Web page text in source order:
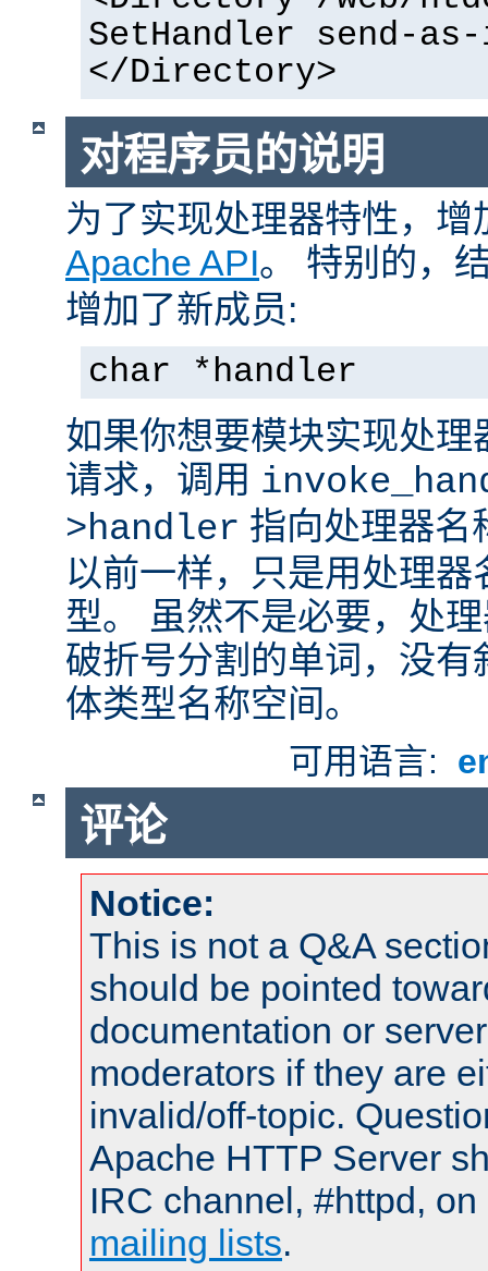
SetHandler send-
</Directory>
对程序员的说明
为了实现处理器特性，增
Apache API。 特别的，
增加了新成员:
char *handler
如果你想要模块实现处
请求，调用
>handler 指向处理器名
以前一样，只是用处理
型。 虽然不是必要，处
破折号分割的单词，没
体类型名称空间。
可用语言:
评论
Notice:
This is not a Q&A
should be pointed
documentation or
moderators if they are
invalid/off-topic.
Apache HTTP Server
IRC channel, #httpd,
mailing lists.